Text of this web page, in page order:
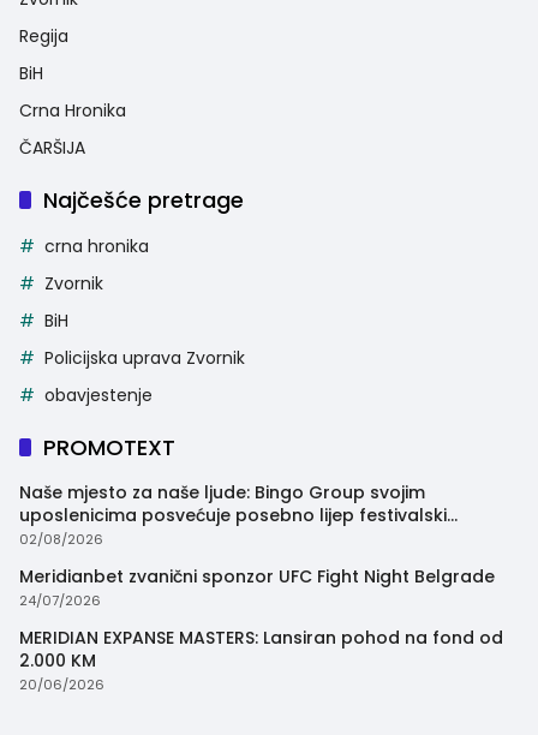
Regija
BiH
Crna Hronika
ČARŠIJA
Najčešće pretrage
crna hronika
Zvornik
BiH
Policijska uprava Zvornik
obavjestenje
PROMOTEXT
Naše mjesto za naše ljude: Bingo Group svojim
uposlenicima posvećuje posebno lijep festivalski
trenutak
02/08/2026
Meridianbet zvanični sponzor UFC Fight Night Belgrade
24/07/2026
MERIDIAN EXPANSE MASTERS: Lansiran pohod na fond od
2.000 KM
20/06/2026